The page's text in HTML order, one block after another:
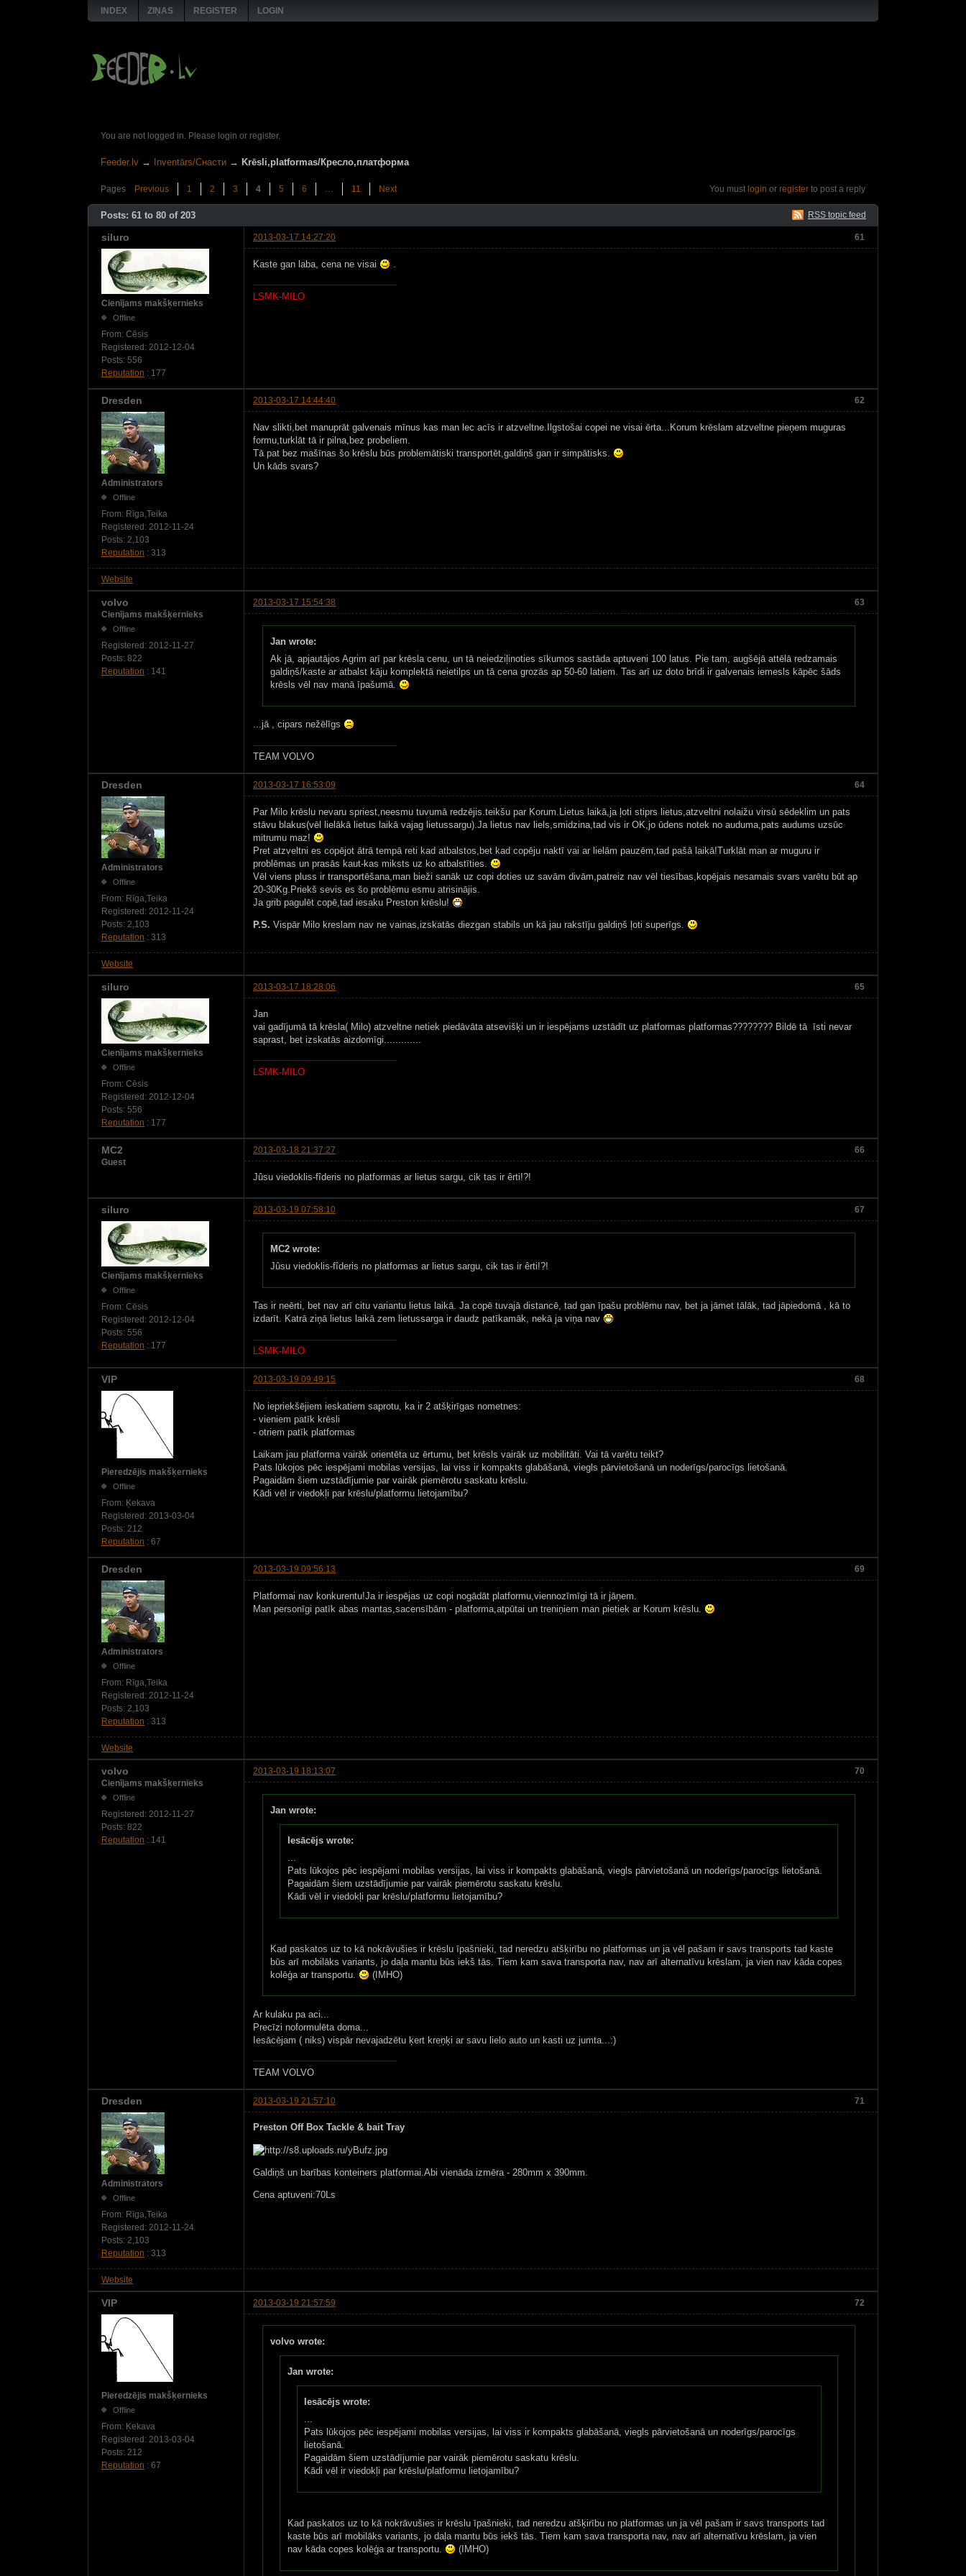
INDEX ZIŅAS REGISTER LOGIN
You are not logged in. Please login or register.
Feeder.lv → Inventārs/Снасти → Krēsli,platformas/Кресло,платформа
Pages Previous 1 2 3 4 5 6 … 11 Next You must login or register to post a reply
RSS topic feed
Posts: 61 to 80 of 203
61
siluro 2013-03-17 14:27:20
Cienījams makšķernieks
Offline
From: Cēsis
Registered: 2012-12-04
Posts: 556
Reputation : 177
Kaste gan laba, cena ne visai
LSMK-MILO
62
Dresden 2013-03-17 14:44:40
Administrators
Offline
From: Rīga,Teika
Registered: 2012-11-24
Posts: 2,103
Reputation : 313
Nav slikti,bet manuprāt galvenais mīnus kas man lec acīs ir atzveltne.Ilgstošai copei ne visai ērta...Korum krēslam atzveltne pieņem muguras
formu,turklāt tā ir pilna,bez probeliem.
Tā pat bez mašīnas šo krēslu būs problemātiski transportēt,galdiņš gan ir simpātisks.
Un kāds svars?
Website
63
volvo
2013-03-17 15:54:38
Cienījams makšķernieks
Offline
Registered: 2012-11-27
Posts: 822
Reputation : 141
Jan wrote:
Ak jā, apjautājos Agrim arī par krēsla cenu, un tā neiedziļinoties sīkumos sastāda aptuveni 100 latus. Pie tam, augšējā attēlā redzamais
galdiņš/kaste ar atbalst kāju komplektā neietilps un tā cena grozās ap 50-60 latiem. Tas arī uz doto brīdi ir galvenais iemesls kāpēc šāds
krēsls vēl nav manā īpašumā.
...jā , cipars nežēlīgs
TEAM VOLVO
64
Dresden 2013-03-17 16:53:09
Administrators
Offline
From: Rīga,Teika
Registered: 2012-11-24
Posts: 2,103
Reputation : 313
Par Milo krēslu nevaru spriest,neesmu tuvumā redzējis.teikšu par Korum.Lietus laikā,ja ļoti stiprs lietus,atzveltni nolaižu virsū sēdeklim un pats
stāvu blakus(vēl lielākā lietus laikā vajag lietussargu).Ja lietus nav liels,smidzina,tad vis ir OK,jo ūdens notek no auduma,pats audums uzsūc
mitrumu maz!
Pret atzveltni es copējot ātrā tempā reti kad atbalstos,bet kad copēju naktī vai ar lielām pauzēm,tad pašā laikā!Turklāt man ar muguru ir
problēmas un prasās kaut-kas miksts uz ko atbalstīties.
Vēl viens pluss ir transportēšana,man bieži sanāk uz copi doties uz savām divām,patreiz nav vēl tiesības,kopējais nesamais svars varētu būt ap
20-30Kg.Priekš sevis es šo problēmu esmu atrisinājis.
Ja grib pagulēt copē,tad iesaku Preston krēslu!
P.S. Vispār Milo kreslam nav ne vainas,izskatās diezgan stabils un kā jau rakstīju galdiņš ļoti superīgs.
Website
65
siluro 2013-03-17 18:28:06
Cienījams makšķernieks
Offline
From: Cēsis
Registered: 2012-12-04
Posts: 556
Reputation : 177
Jan
vai gadījumā tā krēsla( Milo) atzveltne netiek piedāvāta atsevišķi un ir iespējams uzstādīt uz platformas platformas???????? Bildē tā īsti nevar
saprast, bet izskatās aizdomīgi.............
LSMK-MILO
66
MC2
2013-03-18 21:37:27
Guest
Jûsu viedoklis-fîderis no platformas ar lietus sargu, cik tas ir êrti!?!
67
siluro 2013-03-19 07:58:10
Cienījams makšķernieks
Offline
From: Cēsis
Registered: 2012-12-04
Posts: 556
Reputation : 177
MC2 wrote:
Jûsu viedoklis-fîderis no platformas ar lietus sargu, cik tas ir êrti!?!
Tas ir neērti, bet nav arī citu variantu lietus laikā. Ja copē tuvajā distancē, tad gan īpašu problēmu nav, bet ja jāmet tālāk, tad jāpiedomā , kā to
izdarīt. Katrā ziņā lietus laikā zem lietussarga ir daudz patīkamāk, nekā ja viņa nav
LSMK-MILO
68
VIP 2013-03-19 09:49:15
Pieredzējis makšķernieks
Offline
From: Ķekava
Registered: 2013-03-04
Posts: 212
Reputation : 67
No iepriekšējiem ieskatiem saprotu, ka ir 2 atšķirīgas nometnes:
- vieniem patīk krēsli
- otriem patīk platformas
Laikam jau platforma vairāk orientēta uz ērtumu, bet krēsls vairāk uz mobilitāti. Vai tā varētu teikt?
Pats lūkojos pēc iespējami mobilas versijas, lai viss ir kompakts glabāšanā, viegls pārvietošanā un noderīgs/parocīgs lietošanā.
Pagaidām šiem uzstādījumie par vairāk piemērotu saskatu krēslu.
Kādi vēl ir viedokļi par krēslu/platformu lietojamību?
69
Dresden 2013-03-19 09:56:13
Administrators
Offline
From: Rīga,Teika
Registered: 2012-11-24
Posts: 2,103
Reputation : 313
Platformai nav konkurentu!Ja ir iespējas uz copi nogādāt platformu,viennozīmīgi tā ir jāņem.
Man personīgi patīk abas mantas,sacensībām - platforma,atpūtai un treniņiem man pietiek ar Korum krēslu.
Website
70
volvo
2013-03-19 18:13:07
Cienījams makšķernieks
Offline
Registered: 2012-11-27
Posts: 822
Reputation : 141
Jan wrote:
Iesācējs wrote:
...
Pats lūkojos pēc iespējami mobilas versijas, lai viss ir kompakts glabāšanā, viegls pārvietošanā un noderīgs/parocīgs lietošanā.
Pagaidām šiem uzstādījumie par vairāk piemērotu saskatu krēslu.
Kādi vēl ir viedokļi par krēslu/platformu lietojamību?
Kad paskatos uz to kā nokrāvušies ir krēslu īpašnieki, tad neredzu atšķirību no platformas un ja vēl pašam ir savs transports tad kaste
būs arī mobilāks variants, jo daļa mantu būs iekš tās. Tiem kam sava transporta nav, nav arī alternatīvu krēslam, ja vien nav kāda copes
kolēģa ar transportu.
(IMHO)
Ar kulaku pa aci...
Precīzi noformulēta doma...
Iesācējam ( niks) vispār nevajadzētu ķert kreņķi ar savu lielo auto un kasti uz jumta...:)
TEAM VOLVO
71
Dresden 2013-03-19 21:57:10
Administrators
Offline
From: Rīga,Teika
Registered: 2012-11-24
Posts: 2,103
Reputation : 313
Preston Off Box Tackle & bait Tray
Galdiņš un barības konteiners platformai.Abi vienāda izmēra - 280mm x 390mm.
Cena aptuveni:70Ls
Website
72
VIP 2013-03-19 21:57:59
Pieredzējis makšķernieks
Offline
From: Ķekava
Registered: 2013-03-04
Posts: 212
Reputation : 67
volvo wrote:
Jan wrote:
Iesācējs wrote:
...
Pats lūkojos pēc iespējami mobilas versijas, lai viss ir kompakts glabāšanā, viegls pārvietošanā un noderīgs/parocīgs
lietošanā.
Pagaidām šiem uzstādījumie par vairāk piemērotu saskatu krēslu.
Kādi vēl ir viedokļi par krēslu/platformu lietojamību?
Kad paskatos uz to kā nokrāvušies ir krēslu īpašnieki, tad neredzu atšķirību no platformas un ja vēl pašam ir savs transports tad
kaste būs arī mobilāks variants, jo daļa mantu būs iekš tās. Tiem kam sava transporta nav, nav arī alternatīvu krēslam, ja vien
nav kāda copes kolēģa ar transportu.
(IMHO)